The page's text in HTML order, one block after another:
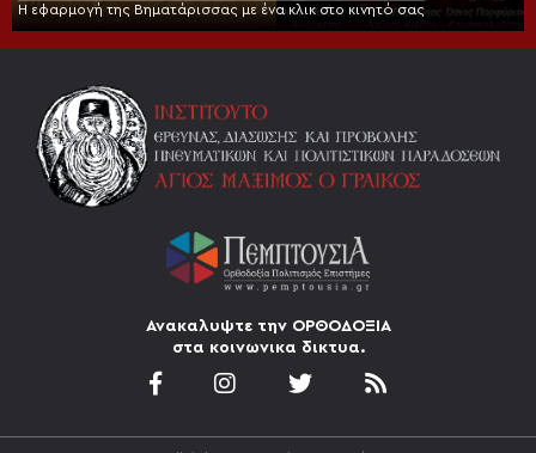
Η εφαρμογή της Βηματάρισσας με ένα κλικ στο κινητό σας
Ανακαλυψτε την ΟΡΘΟΔΟΞΙΑ
στα κοινωνικα δικτυα.